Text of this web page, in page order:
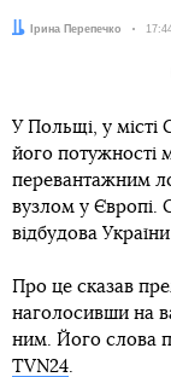
Автор:Ірина Перепечко
У Польщі, у місті
його потужності
перевантажним
вузлом у Європі.
відбудова
Про це сказав
наголосивши на
ним. Його слова
TVN24.